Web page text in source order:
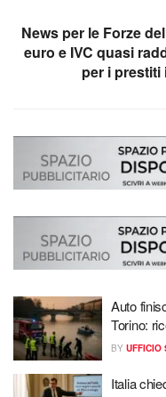
News per le Forze
euro e IVC quasi
per i prestiti
Auto
Torino:
BY UFFICIO
Italia